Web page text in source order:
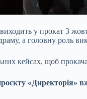
у прокат 3
а головну роль
кейсах, щоб
«Директорія»